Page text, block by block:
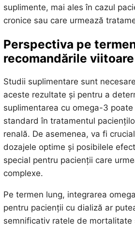
suplimente, mai ales în cazul
cronice sau care urmează
Perspectiva pe
recomandările viitoare
Studii suplimentare sunt
aceste rezultate și pentru a
suplimentarea cu omega-3
standard în tratamentul
renală. De asemenea, va fi
dozajele optime și posibilele
special pentru pacienții care
complexe.
Pe termen lung, integrarea
pentru pacienții cu dializă ar
semnificativ ratele de mortalitate